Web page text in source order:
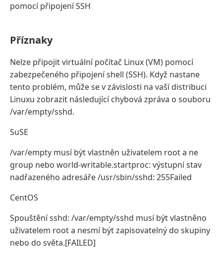
pomocí připojení SSH
Příznaky
Nelze připojit virtuální počítač Linux (VM) pomocí
zabezpečeného připojení shell (SSH). Když nastane
tento problém, může se v závislosti na vaší distribuci
Linuxu zobrazit následující chybová zpráva o souboru
/var/empty/sshd.
SuSE
/var/empty musí být vlastněn uživatelem root a ne
group nebo world-writable.startproc: výstupní stav
nadřazeného adresáře /usr/sbin/sshd: 255Failed
CentOS
Spouštění sshd: /var/empty/sshd musí být vlastněno
uživatelem root a nesmí být zapisovatelný do skupiny
nebo do světa.[FAILED]